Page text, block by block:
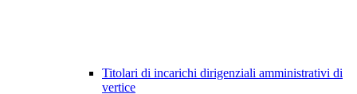
Titolari di incarichi dirigenziali amministrativi di
vertice